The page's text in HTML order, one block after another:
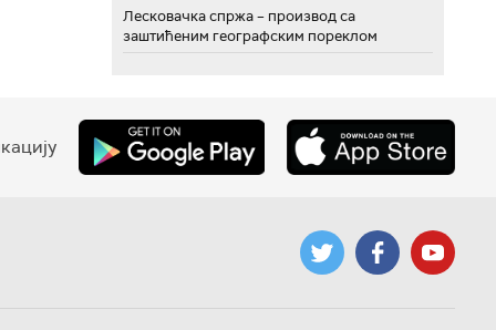
Лесковачка спржа – производ са
заштићеним географским пореклом